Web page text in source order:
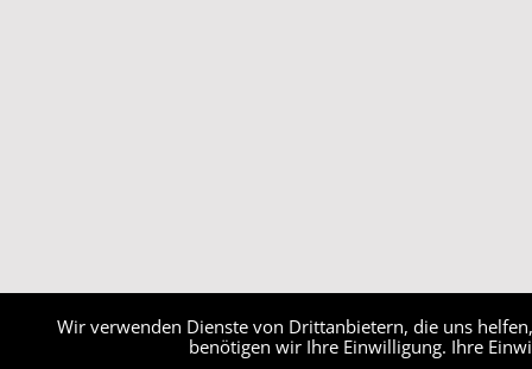
Wir verwenden Dienste von Drittanbietern, die uns
benötigen wir Ihre Einwilligung. Ihre